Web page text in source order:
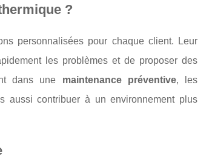
?
personnalisées pour chaque client. Leur
les problèmes et de proposer des
dans une maintenance préventive, les
aussi contribuer à un environnement plus